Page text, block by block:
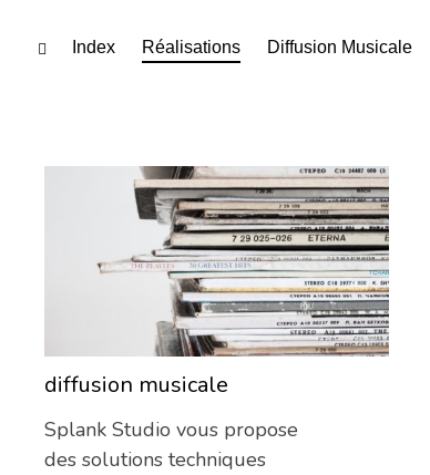
Skip
toggleIndex Réalisations Diffusion Musicale
realisations
diffusion musicale
Splank Studio vous propose
des solutions techniques